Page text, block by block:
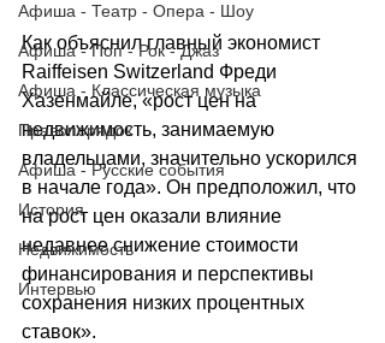
Афиша - Театр - Опера - Шоу
Афиша - Поп - Рок - Джаз
Афиша - Классическая музыка
Правопорядок
Афиша - Русские события
История
Недвижимость
Интервью
Как объяснил главный экономист
Raiffeisen Switzerland Фреди
Хазенмайле, «рост цен на
недвижимость, занимаемую
владельцами, значительно ускорился
в начале года». Он предположил, что
на рост цен оказали влияние
недавнее снижение стоимости
финансирования и перспективы
сохранения низких процентных
ставок».